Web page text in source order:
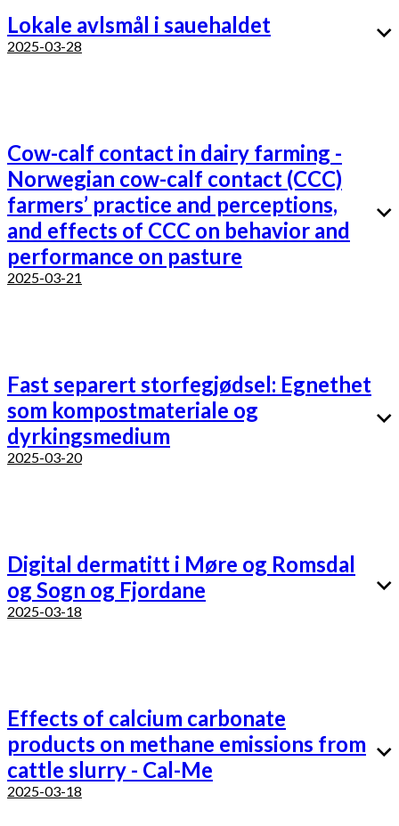
Lokale avlsmål i sauehaldet
2025-03-28
Cow-calf contact in dairy farming -
Norwegian cow-calf contact (CCC)
farmers’ practice and perceptions,
and effects of CCC on behavior and
performance on pasture
2025-03-21
Fast separert storfegjødsel: Egnethet
som kompostmateriale og
dyrkingsmedium
2025-03-20
Digital dermatitt i Møre og Romsdal
og Sogn og Fjordane
2025-03-18
Effects of calcium carbonate
products on methane emissions from
cattle slurry - Cal-Me
2025-03-18